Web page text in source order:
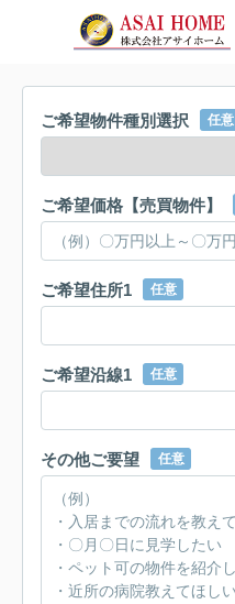
ご希望物件種別選択 任意
ご希望価格【売買物件】
ご希望住所1 任意
ご希望沿線1 任意
その他ご要望 任意